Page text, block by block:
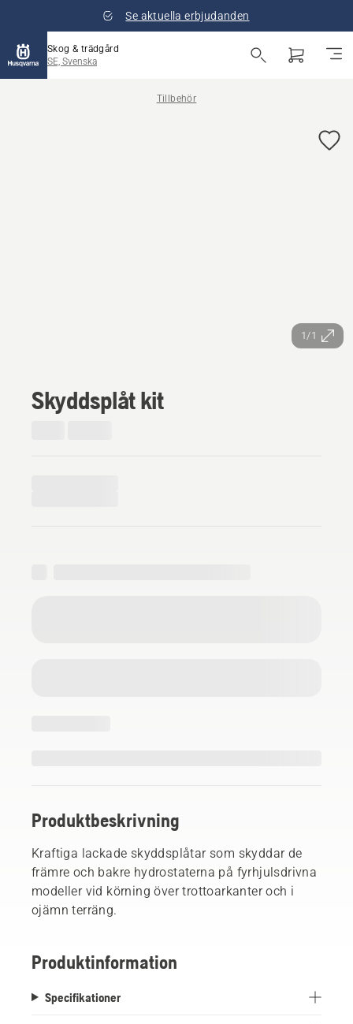
Se aktuella erbjudanden
Skog & trädgård
SE, Svenska
Tillbehör
1/1
Skyddsplåt kit
Produktbeskrivning
Kraftiga lackade skyddsplåtar som skyddar de
främre och bakre hydrostaterna på fyrhjulsdrivna
modeller vid körning över trottoarkanter och i
ojämn terräng.
Produktinformation
Specifikationer